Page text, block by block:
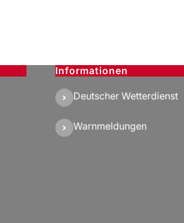
Informationen
Deutscher Wetterdienst
Warnmeldungen